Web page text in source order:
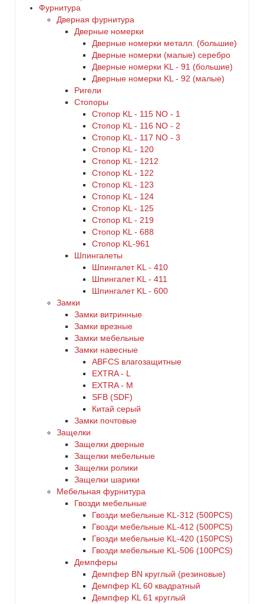
Фурнитура
Дверная фурнитура
Дверные номерки
Дверные номерки металл. (большие)
Дверные номерки (малые) серебро
Дверные номерки KL - 91 (большие)
Дверные номерки KL - 92 (малые)
Ригели
Стопоры
Стопор KL - 115 NO - 1
Стопор KL - 116 NO - 2
Стопор KL - 117 NO - 3
Стопор KL - 120
Стопор KL - 1212
Стопор KL - 122
Стопор KL - 123
Стопор KL - 124
Стопор KL - 125
Стопор KL - 219
Стопор KL - 688
Стопор KL-961
Шпингалеты
Шпингалет KL - 410
Шпингалет KL - 411
Шпингалет KL - 600
Замки
Замки витринные
Замки врезные
Замки мебельные
Замки навесные
ABFCS влагозащитные
EXTRA - L
EXTRA - М
SFB (SDF)
Китай серый
Замки почтовые
Защелки
Защелки дверные
Защелки мебельные
Защелки ролики
Защелки шарики
Мебельная фурнитура
Гвозди мебельные
Гвозди мебельные KL-312 (500PCS)
Гвозди мебельные KL-412 (500PCS)
Гвозди мебельные KL-420 (150PCS)
Гвозди мебельные KL-506 (100PCS)
Демпферы
Демпфер BN круглый (резиновые)
Демпфер KL 60 квадратный
Демпфер KL 61 круглый